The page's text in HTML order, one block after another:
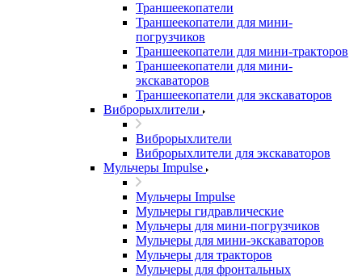
Траншеекопатели
Траншеекопатели для мини-
погрузчиков
Траншеекопатели для мини-тракторов
Траншеекопатели для мини-
экскаваторов
Траншеекопатели для экскаваторов
Виброрыхлители
Виброрыхлители
Виброрыхлители для экскаваторов
Мульчеры Impulse
Мульчеры Impulse
Мульчеры гидравлические
Мульчеры для мини-погрузчиков
Мульчеры для мини-экскаваторов
Мульчеры для тракторов
Мульчеры для фронтальных